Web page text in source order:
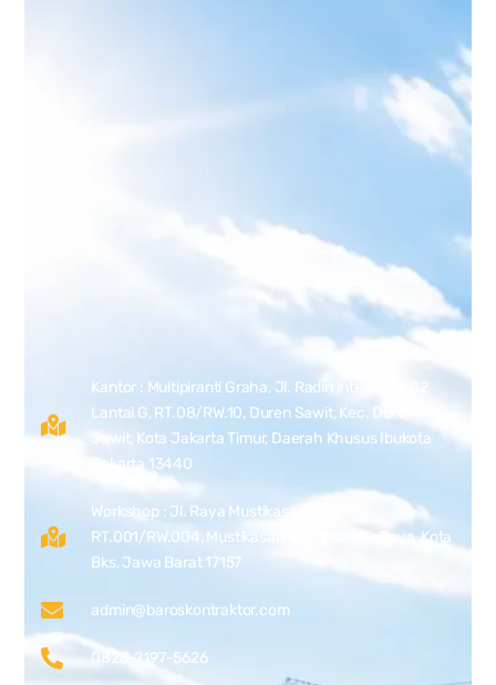
Kantor : Multipiranti Graha, Jl. Radin Inten II No.02
Lantai G, RT.08/RW.10, Duren Sawit, Kec. Duren
Sawit, Kota Jakarta Timur, Daerah Khusus Ibukota
Jakarta 13440
Workshop : Jl. Raya Mustikasari No.1,
RT.001/RW.004, Mustikasari, Kec. Mustika Jaya, Kota
Bks, Jawa Barat 17157
admin@baroskontraktor.com
0823-2197-5626